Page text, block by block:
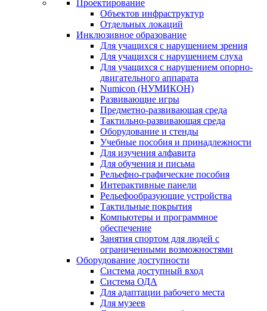
Проектирование
Объектов инфраструктур
Отдельных локаций
Инклюзивное образование
Для учащихся с нарушением зрения
Для учащихся с нарушением слуха
Для учащихся с нарушением опорно-
двигательного аппарата
Numicon (НУМИКОН)
Развивающие игры
Предметно-развивающая среда
Тактильно-развивающая среда
Оборудование и стенды
Учебные пособия и принадлежности
Для изучения алфавита
Для обучения и письма
Рельефно-графические пособия
Интерактивные панели
Рельефообразующие устройства
Тактильные покрытия
Компьютеры и программное
обеспечение
Занятия спортом для людей с
ограниченными возможностями
Оборудование доступности
Система доступный вход
Система ОДА
Для адаптации рабочего места
Для музеев